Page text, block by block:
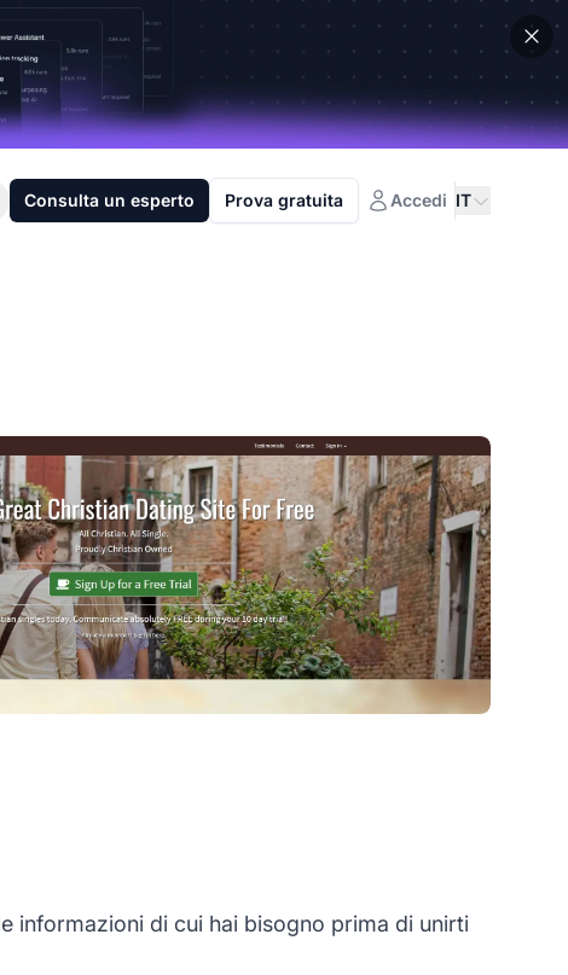
Consulta un esperto Prova gratuita Accedi IT
informazioni di cui hai bisogno prima di unirti